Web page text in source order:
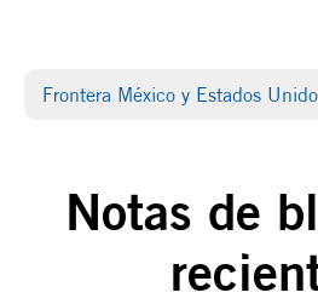
Frontera México y Estados
Notas de